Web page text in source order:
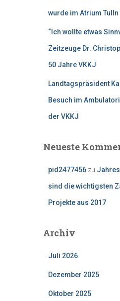
wurde im Atrium
“Ich wollte etwas
Zeitzeuge Dr.
50 Jahre VKKJ
Landtagspräsident
Besuch im
der VKKJ
Neueste
pid2477456zu
sind die wichtigsten
Projekte aus 2017
Archiv
Juli 2026
Dezember 2025
Oktober 2025